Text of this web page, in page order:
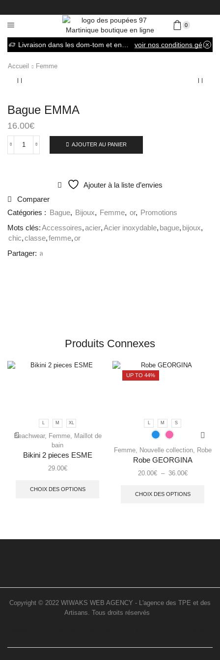
0
voir nos conditions générales de vente
Accueil Femme
Bague EMMA
16.00€
AJOUTER AU PANIER
Ajouter à la liste d’envies
Comparer
Catégories :
Bague, Bijoux, Femme, or, Promotions
Mots clés:Accessoires,acier,Acier inoxydable, bague, bijoux,
chic,classe,femme,or
Partager:
Produits Connexes
L M XL
Beachwear, Femme,
Maillot de
bain
Bikini 2 pieces ESME
29.00€
CHOIX DES OPTIONS
UP TO 44%
L M S
Femme, Nouvelle collection, Robe
Robe GEORGINA
20.00€ – 36.00€
CHOIX DES OPTIONS
Copyright © 2022 WIWAKS WEB AGENCY - L'agence des TPE et des
Artisans. Tous droits réservés